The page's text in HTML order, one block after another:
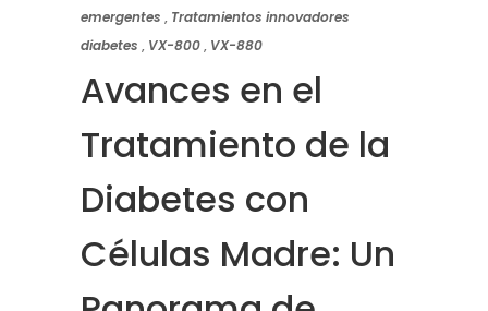
emergentes , Tratamientos innovadores
diabetes , VX-800, VX-880
Avances en el
Tratamiento de la
Diabetes con
Células Madre: Un